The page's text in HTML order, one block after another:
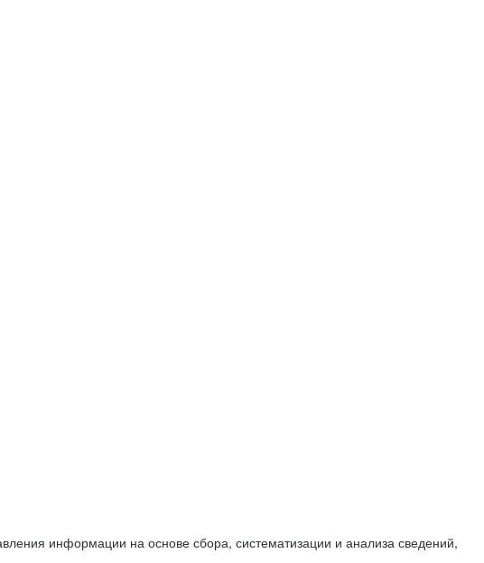
информации на основе сбора, систематизации и анализа сведений,